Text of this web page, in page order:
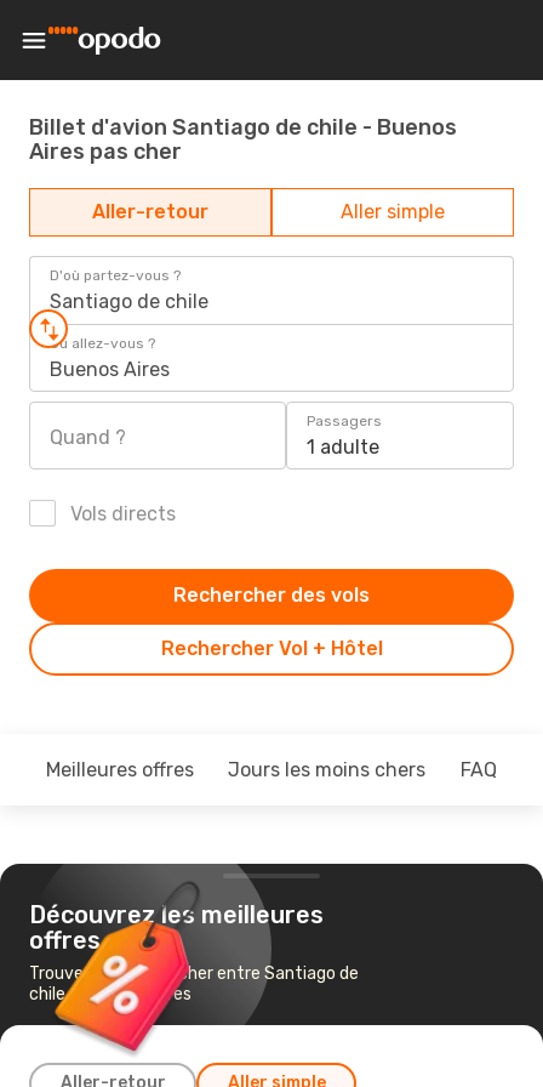
Billet d'avion Santiago de chile - Buenos
Aires pas cher
Aller-retour Aller simple
D'où partez-vous ?
Santiago de chile
Où allez-vous ?
Buenos Aires
Quand ?
Passagers
1 adulte
Vols directs
Rechercher Vol + Hôtel
Rechercher des vols
Meilleures offres Jours les moins chers FAQ
Découvrez les meilleures
offres
Trouvez un vol pas cher entre Santiago de
chile et Buenos Aires
Aller-retour Aller simple